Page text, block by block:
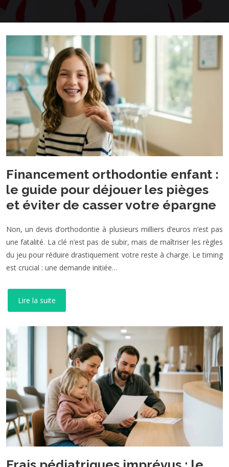
Financement orthodontie enfant :
le guide pour déjouer les pièges
et éviter de casser votre épargne
Non, un devis d’orthodontie à plusieurs milliers d’euros n’est pas
une fatalité. La clé n’est pas de subir, mais de maîtriser les règles
du jeu pour réduire drastiquement votre reste à charge. Le timing
est crucial : une demande initiée…
Lire la suite